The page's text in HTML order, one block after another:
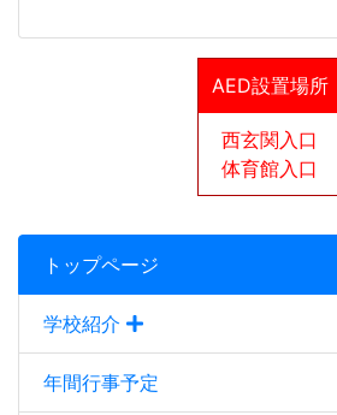
AED設置場所
西玄関入口
体育館入口
トップページ
学校紹介
年間行事予定